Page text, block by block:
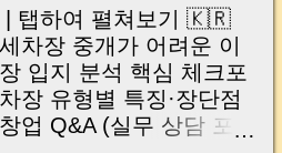
수억 원이 한 번에 움직
간 입니다. 실제로 제가
일입니다. 금요일 오후 3
금이 멈췄고 그 자리에
아찔한 상황이 있었습니
게 말씀하십니다. “내 대출
| 탭하여 펼쳐보기 🇰🇷
차장 중개가 어려운 이
입지 분석 핵심 체크포
장 유형별 특징·장단점
업 Q&A (실무 상담 포